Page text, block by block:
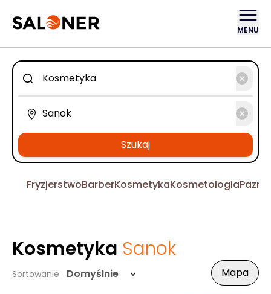
MENU
Szukaj
FryzjerstwoBarberKosmetykaKosmetologia
Kosmetyka Sanok
Sortowanie Domyślnie Mapa